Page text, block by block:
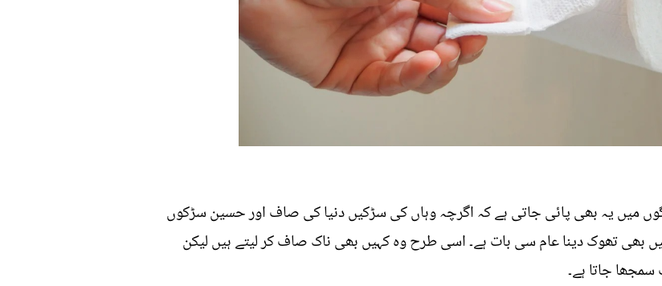
میں یہ بھی پائی جاتی ہے کہ اگرچہ وہاں کی سڑکیں دنیا کی صاف اور حسین سڑکوں
بھی تھوک دینا عام سی بات ہے۔ اسی طرح وہ کہیں بھی ناک صاف کر لیتے ہیں لیکن
جاتا ہے۔